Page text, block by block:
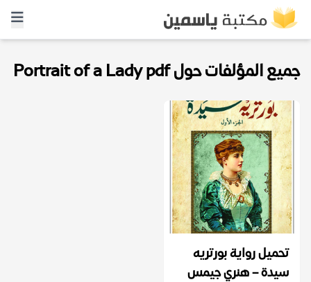
جميع المؤلفات حول Portrait of a Lady pdf
تحميل رواية بورتريه
سيدة – هنري جيمس